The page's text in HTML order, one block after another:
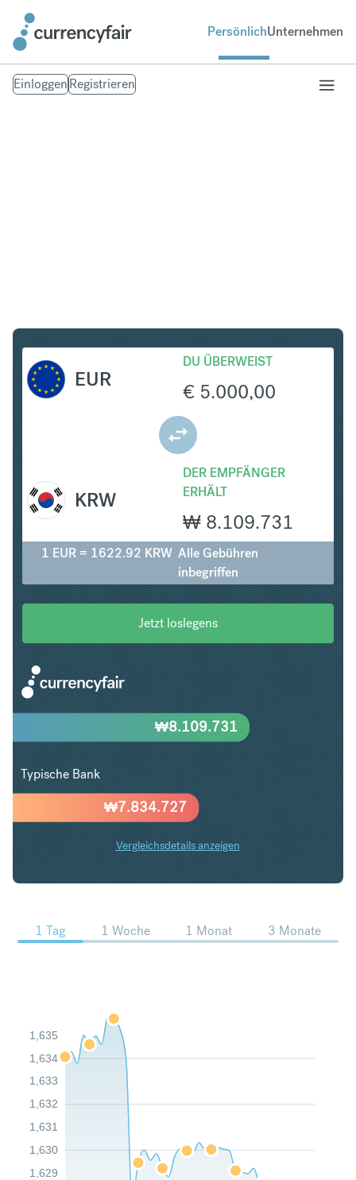
PersönlichUnternehmen
EinloggenRegistrieren
EUR
DU ÜBERWEIST
€ 5.000,00
DER EMPFÄNGER
ERHÄLT
₩ 8.109.731
KRW
1 EUR = 1622.92 KRW Alle Gebühren
inbegriffen
Jetzt loslegens
₩7.834.727
₩8.109.731
Typische Bank
Vergleichsdetails anzeigen
EUR in KRW Trends
1 Tag 1 Woche 1 Monat 3 Monate
1,629
1,630
1,631
1,632
1,633
1,634
1,635